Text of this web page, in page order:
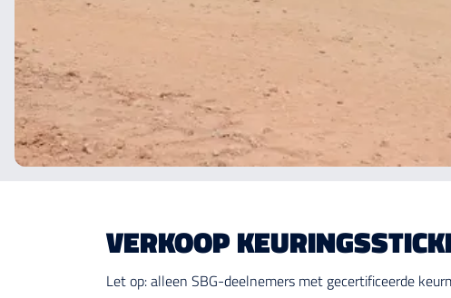
VERKOOP
Let op: alleen SBG-deelnemers met gecertificeerde